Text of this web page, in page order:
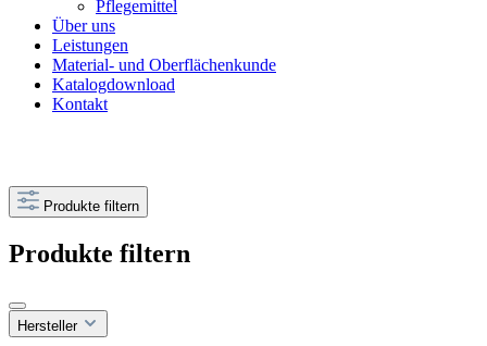
Pflegemittel
Über uns
Leistungen
Material- und Oberflächenkunde
Katalogdownload
Kontakt
Produkte filtern
Produkte filtern
Hersteller